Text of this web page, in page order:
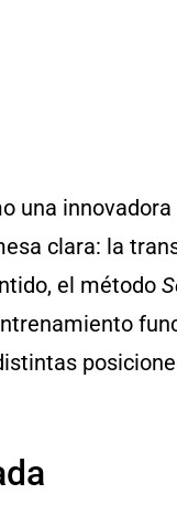
una
clara: la
el método